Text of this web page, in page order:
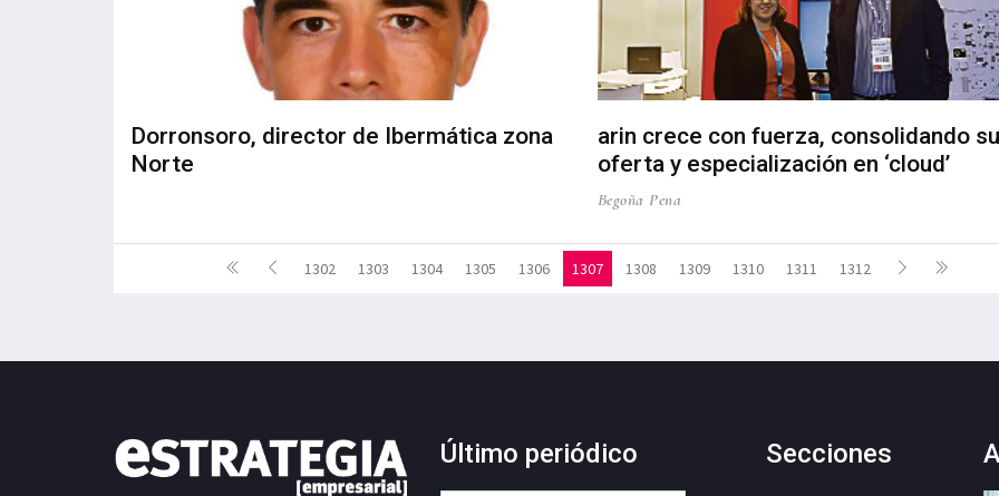
Dorronsoro, director de Ibermática zona
Norte
arin crece con fuerza, consolidando su
oferta y especialización en ‘cloud’
Begoña Pena
1302 1303 1304 1305 1306 1307 1308 1309 1310 1311 1312
Último periódico Secciones